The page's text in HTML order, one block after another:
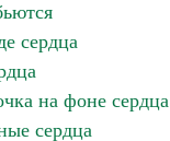
сердца
на фоне сердца
сердца